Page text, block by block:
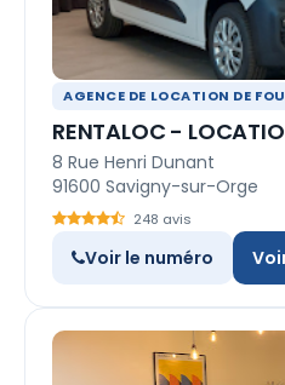
AGENCE DE LOCATION DE
RENTALOC -
8 Rue Henri Dunant
91600 Savigny-sur-Orge
248 avis
Voir le numéro